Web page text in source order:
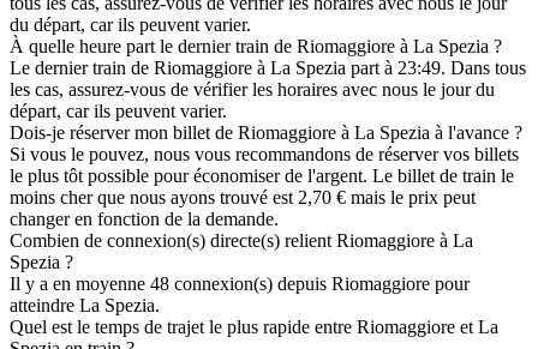
du départ, car ils peuvent varier.
À quelle heure part le dernier train de Riomaggiore à La Spezia ?
Le dernier train de Riomaggiore à La Spezia part à 23:49. Dans tous
les cas, assurez-vous de vérifier les horaires avec nous le jour du
départ, car ils peuvent varier.
Dois-je réserver mon billet de Riomaggiore à La Spezia à l'avance ?
Si vous le pouvez, nous vous recommandons de réserver vos billets
le plus tôt possible pour économiser de l'argent. Le billet de train le
moins cher que nous ayons trouvé est 2,70 € mais le prix peut
changer en fonction de la demande.
Combien de connexion(s) directe(s) relient Riomaggiore à La
Spezia ?
Il y a en moyenne 48 connexion(s) depuis Riomaggiore pour
atteindre La Spezia.
Quel est le temps de trajet le plus rapide entre Riomaggiore et La